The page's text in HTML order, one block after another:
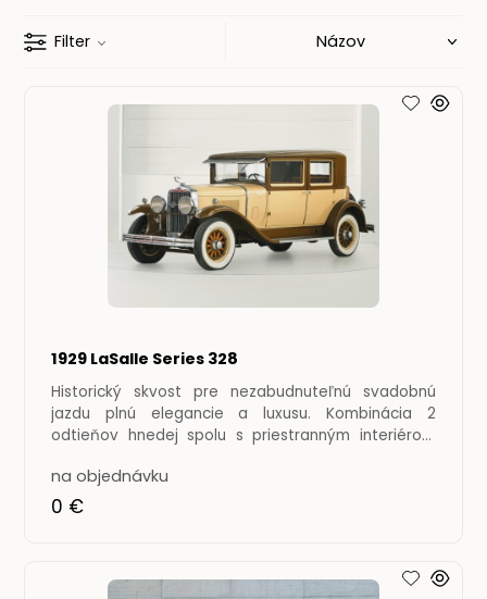
Filter
1929 LaSalle Series 328
Historický skvost pre nezabudnuteľnú svadobnú
jazdu plnú elegancie a luxusu. Kombinácia 2
odtieňov hnedej spolu s priestranným interiérom
na objednávku
0 €